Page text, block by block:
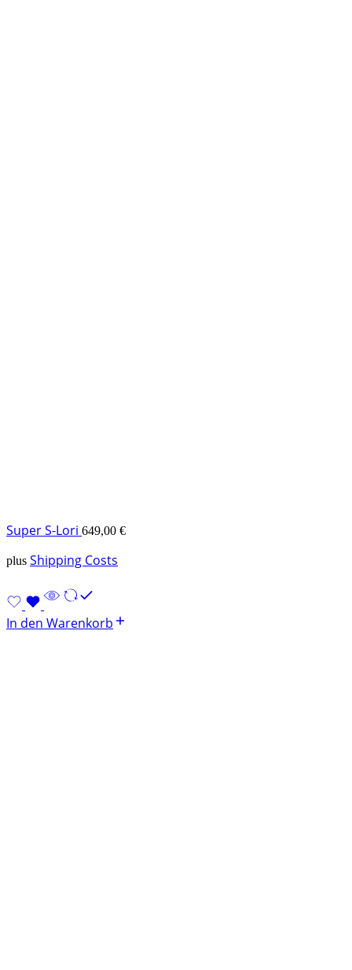
Super S-Lori 649,00 €
plus Shipping Costs
In den Warenkorb